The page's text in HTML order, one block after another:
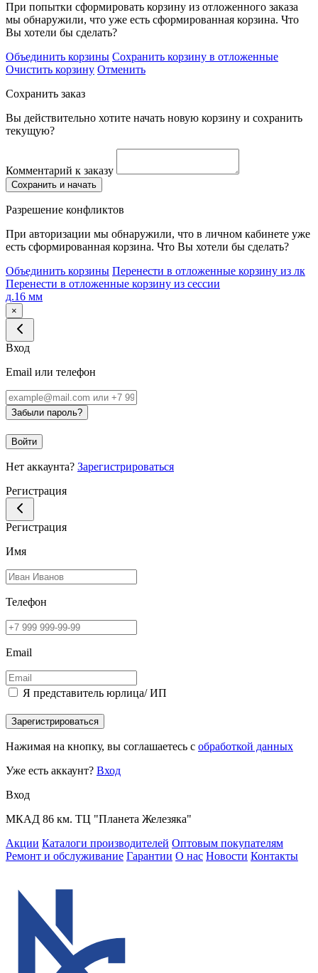
При попытки сформировать корзину из отложенного заказа
мы обнаружили, что уже есть сформированная корзина. Что
Вы хотели бы сделать?
Объединить корзины Сохранить корзину в отложенные
Очистить корзину Отменить
Сохранить заказ
Вы действительно хотите начать новую корзину и сохранить
текущую?
Комментарий к заказу
Сохранить и начать
Разрешение конфликтов
При авторизации мы обнаружили, что в личном кабинете уже
есть сформированная корзина. Что Вы хотели бы сделать?
Объединить корзины Перенести в отложенные корзину из лк
Перенести в отложенные корзину из сессии
д.16 мм
×
Вход
Email или телефон
Забыли пароль?
Войти
Нет аккаунта? Зарегистрироваться
Регистрация
Регистрация
Имя
Телефон
Email
Я представитель юрлица/ ИП
Зарегистрироваться
Нажимая на кнопку, вы соглашаетесь с обработкой данных
Уже есть аккаунт? Вход
Вход
МКАД 86 км. ТЦ "Планета Железяка"
Акции Каталоги производителей Оптовым покупателям
Ремонт и обслуживание Гарантии О нас Новости Контакты